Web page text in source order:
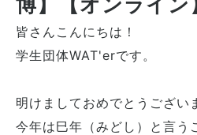
皆さんこんにちは！
学生団体WAT'erです。
明けましておめでとうござい
今年は巳年（みどし）と言う